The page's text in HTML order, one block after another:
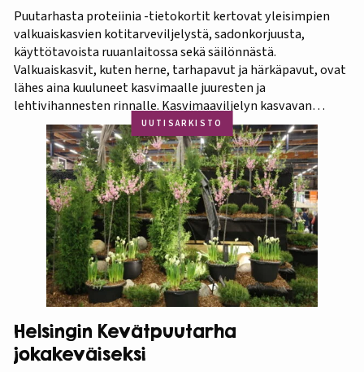
Puutarhasta proteiinia -tietokortit kertovat yleisimpien
valkuaiskasvien kotitarveviljelystä, sadonkorjuusta,
käyttötavoista ruuanlaitossa sekä säilönnästä.
Valkuaiskasvit, kuten herne, tarhapavut ja härkäpavut, ovat
lähes aina kuuluneet kasvimaalle juuresten ja
lehtivihannesten rinnalle. Kasvimaaviljelyn kasvavan
suosion myötä ravitsevien valkuaiskasvien osuutta
viljelykasveina kannattaa korostaa. Puutarhasta proteiinia -
tietokorttisarja on tarkoitettu kotipuutarhureille, jotka
ovat kiinnostuneita lisäämään kasvisproteiinien määrää
lautasellaan. Kotipuutarhassa voi viljellä monia
valkuaiskasveja,…
UUTISARKISTO
Helsingin Kevätpuutarha
jokakeväiseksi